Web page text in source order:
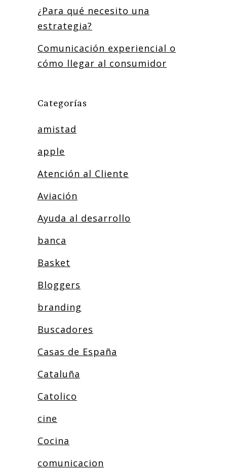
¿Para qué necesito una
estrategia?
Comunicación experiencial o
cómo llegar al consumidor
Categorías
amistad
apple
Atención al Cliente
Aviación
Ayuda al desarrollo
banca
Basket
Bloggers
branding
Buscadores
Casas de España
Cataluña
Catolico
cine
Cocina
comunicacion